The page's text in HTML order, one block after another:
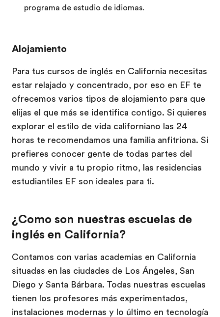
programa de estudio de idiomas.
Alojamiento
Para tus cursos de inglés en California necesitas
estar relajado y concentrado, por eso en EF te
ofrecemos varios tipos de alojamiento para que
elijas el que más se identifica contigo. Si quieres
explorar el estilo de vida californiano las 24
horas te recomendamos una familia anfitriona. Si
prefieres conocer gente de todas partes del
mundo y vivir a tu propio ritmo, las residencias
estudiantiles EF son ideales para ti.
¿Como son nuestras escuelas de
inglés en California?
Contamos con varias academias en California
situadas en las ciudades de Los Ángeles, San
Diego y Santa Bárbara. Todas nuestras escuelas
tienen los profesores más experimentados,
instalaciones modernas y lo último en tecnología